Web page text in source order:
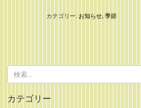
カテゴリー: お知らせ, 季節
索:
カテゴリー